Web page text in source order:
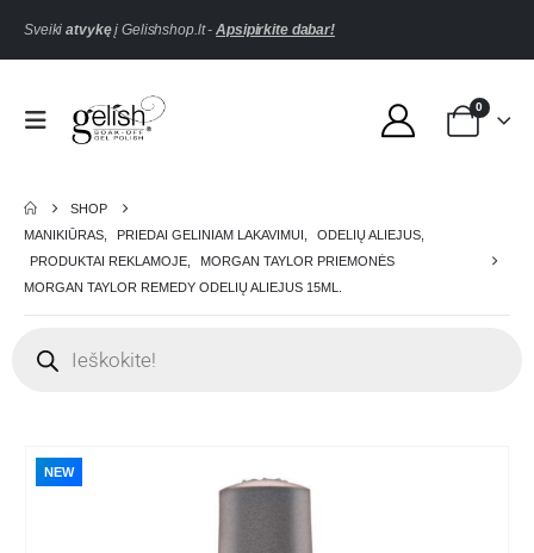
Sveikiatvykęį Gelishshop.lt -Apsipirkite dabar!
0
SHOP
MANIKIŪRAS
PRIEDAI GELINIAM LAKAVIMUI ODELIŲ ALIEJUS
PRODUKTAI REKLAMOJE
MORGAN TAYLOR PRIEMONĖS
MORGAN TAYLOR REMEDY ODELIŲ ALIEJUS 15ML.
NEW